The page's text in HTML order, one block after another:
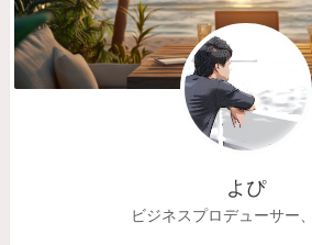
よぴ
ビジネスプロデューサー